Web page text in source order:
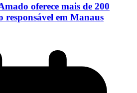
oferece mais de 200
responsável em Manaus